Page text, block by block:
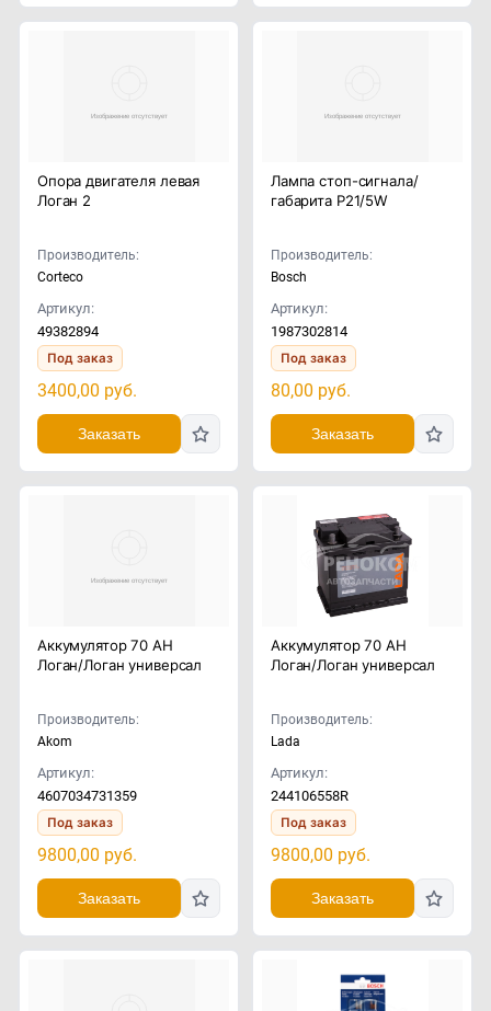
Опора двигателя левая
Логан 2
Производитель:
Corteco
Артикул:
49382894
Под заказ
3400,00 руб.
Заказать
Лампа стоп-сигнала/
габарита P21/5W
Производитель:
Bosch
Артикул:
1987302814
Под заказ
80,00 руб.
Заказать
Аккумулятор 70 АH
Логан/Логан универсал
Производитель:
Akom
Артикул:
4607034731359
Под заказ
9800,00 руб.
Заказать
Аккумулятор 70 АH
Логан/Логан универсал
Производитель:
Lada
Артикул:
244106558R
Под заказ
9800,00 руб.
Заказать